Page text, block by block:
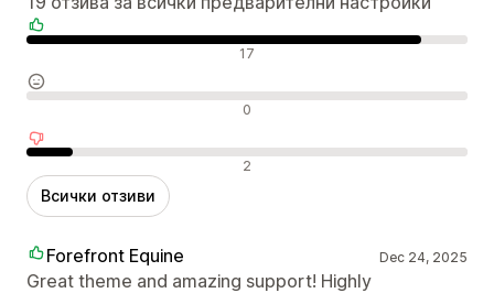
Положителни отзиви 17
Неутрални отзиви 0
Отрицателни отзиви 2
Всички отзиви
Forefront Equine Dec 24, 2025
Great theme and amazing support! Highly